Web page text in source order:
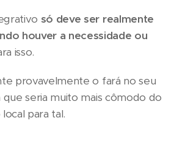
só deve ser realmente
houver a necessidade ou
isso.
provavelmente o fará no seu
seria muito mais cômodo do
para tal.